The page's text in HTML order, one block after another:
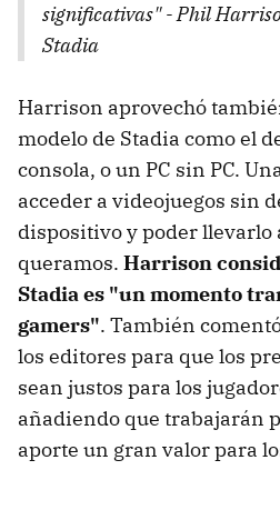
significativas" - Phil
Stadia
Harrison aprovechó
modelo de Stadia como el
consola, o un PC sin PC.
acceder a videojuegos sin
dispositivo y poder llevarlo
queramos. Harrison
Stadia es "un momento
gamers". También
los editores para que los
sean justos para los
añadiendo que trabajarán
aporte un gran valor para